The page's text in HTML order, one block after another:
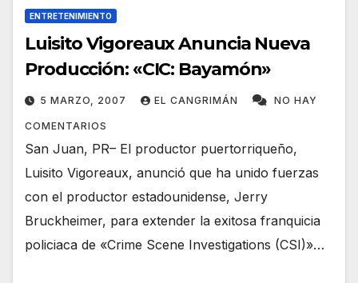
ENTRETENIMIENTO
Luisito Vigoreaux Anuncia Nueva
Producción: «CIC: Bayamón»
5 MARZO, 2007 EL CANGRIMÁN NO HAY
COMENTARIOS
San Juan, PR– El productor puertorriqueño,
Luisito Vigoreaux, anunció que ha unido fuerzas
con el productor estadounidense, Jerry
Bruckheimer, para extender la exitosa franquicia
policiaca de «Crime Scene Investigations (CSI)»…